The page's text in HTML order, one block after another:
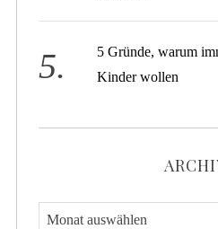
5 Gründe, warum
Kinder wollen
A